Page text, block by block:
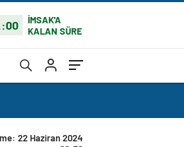
İMSAK'A
KALAN SÜRE
22 Haziran 2024